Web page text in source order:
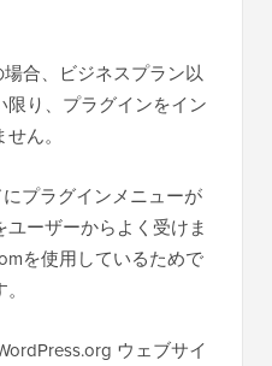
合、ビジネスプラン以
り、プラグインをイン
ん。
プラグインメニューが
ーザーからよく受けま
を使用しているためで
ウェブサイ